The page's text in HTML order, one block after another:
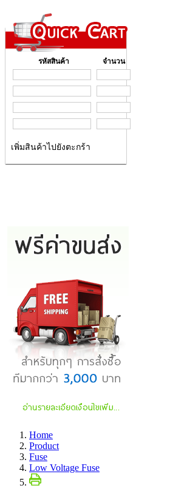
รหัสสินค้า จำนวน
เพิ่มสินค้าไปยังตะกร้า
Home
Product
Fuse
Low Voltage Fuse